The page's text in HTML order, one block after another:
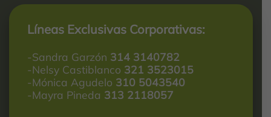
Líneas Exclusivas Corporativas:
-Sandra Garzón 314 3140782
-Nelsy Castiblanco 321 3523015
-Mónica Agudelo 310 5043540
-Mayra Pineda 313 2118057